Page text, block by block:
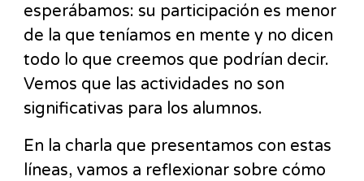
esperábamos: su participación es menor
de la que teníamos en mente y no dicen
todo lo que creemos que podrían decir.
Vemos que las actividades no son
significativas para los alumnos.
En la charla que presentamos con estas
líneas, vamos a reflexionar sobre cómo